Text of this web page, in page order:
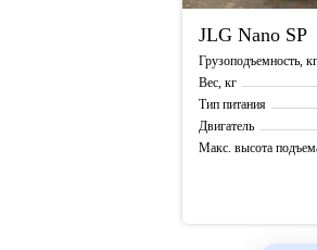
JLG Nano SP
Грузоподъемность, кг
Вес, кг
Тип питания
Двигатель
Макс. высота